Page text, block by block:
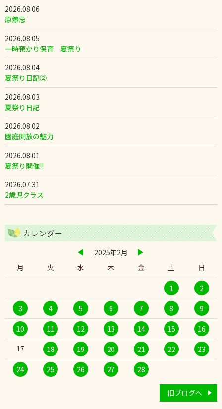
2026.08.06
原爆忌
2026.08.05
一時預かり保育 夏祭り
2026.08.04
夏祭り日記②
2026.08.03
夏祭り日記
2026.08.02
園庭開放の魅力
2026.08.01
夏祭り開催!!
2026.07.31
2歳児クラス
カレンダー
2025年2月
月
火 水 木 金 土 日
1 2
3 4 5 6 7 8 9
10 11 12 13 14 15
16
17
18 19 20 21 22 23
24 25 26 27 28
旧ブログへ